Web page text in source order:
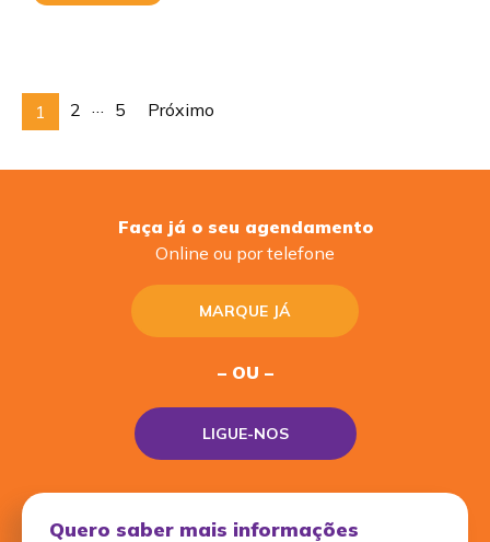
Posts
pagination
1 2 5 Próximo
Faça já o seu agendamento
Online ou por telefone
MARQUE JÁ
– OU –
LIGUE-NOS
Quero saber mais informações